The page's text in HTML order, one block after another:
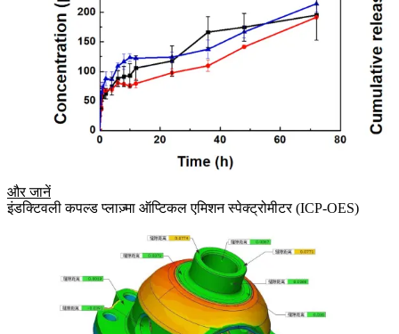
और जानें
इंडक्टिवली कपल्ड प्लाज़्मा ऑप्टिकल एमिशन स्पेक्ट्रोमीटर (ICP-OES)